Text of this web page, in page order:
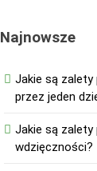
Najnowsze
Jakie są zalety
przez jeden
Jakie są zalety
wdzięczności?